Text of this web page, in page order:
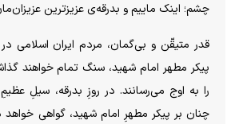
چشم؛ اینک ماییم و بدرقه‌ی عزیزترین
قدر متیقّن و بی‌گمان، مردم ایران اسلامی
پیکر مطهر امام شهید، سنگ تمام خواهند
را به اوج می‌رسانند. در روزِ بدرقه، سیلِ
چنان بر پیکر مطهرِ امام شهید، گواهی خواهد